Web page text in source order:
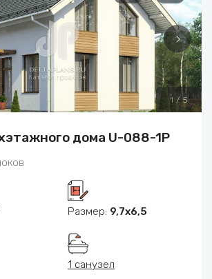
1 / 5
дома U-088-1P
Размер: 9,7х6,5
1 санузел